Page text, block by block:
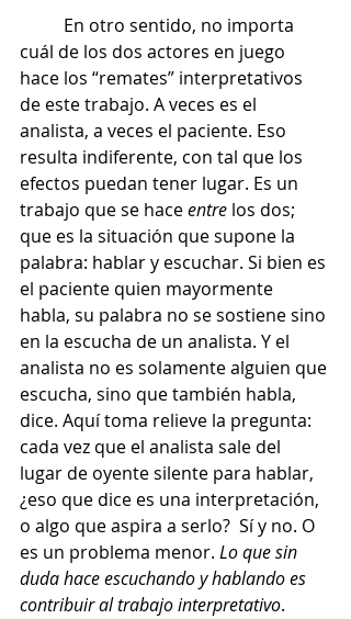
cuál de los dos actores en juego
hace los “remates” interpretativos
de este trabajo. A veces es el
analista, a veces el paciente. Eso
resulta indiferente, con tal que los
efectos puedan tener lugar. Es un
trabajo que se hace entre los dos;
que es la situación que supone la
palabra: hablar y escuchar. Si bien es
el paciente quien mayormente
habla, su palabra no se sostiene sino
en la escucha de un analista. Y el
analista no es solamente alguien que
escucha, sino que también habla,
dice. Aquí toma relieve la pregunta:
cada vez que el analista sale del
lugar de oyente silente para hablar,
¿eso que dice es una interpretación,
o algo que aspira a serlo?  Sí y no. O
es un problema menor. Lo que sin
duda hace escuchando y hablando es
contribuir al trabajo interpretativo.